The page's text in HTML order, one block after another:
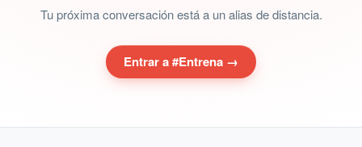
Tu próxima conversación está a un alias de distancia.
Entrar a #Entrena →